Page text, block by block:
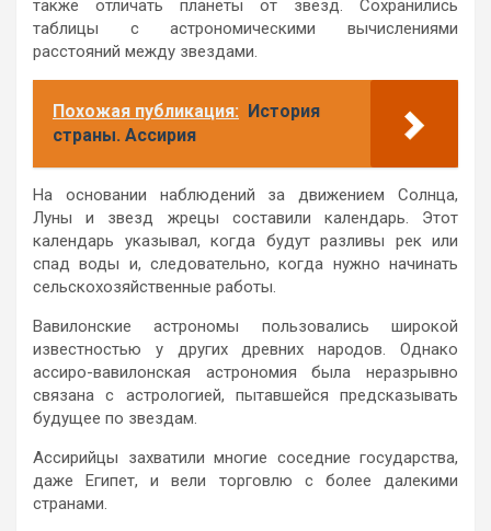
также отличать планеты от звезд. Сохранились
таблицы с астрономическими вычислениями
расстояний между звездами.
Похожая публикация: История
страны. Ассирия
На основании наблюдений за движением Солнца,
Луны и звезд жрецы составили календарь. Этот
календарь указывал, когда будут разливы рек или
спад воды и, следовательно, когда нужно начинать
сельскохозяйственные работы.
Вавилонские астрономы пользовались широкой
известностью у других древних народов. Однако
ассиро-вавилонская астрономия была неразрывно
связана с астрологией, пытавшейся предсказывать
будущее по звездам.
Ассирийцы захватили многие соседние государства,
даже Египет, и вели торговлю с более далекими
странами.